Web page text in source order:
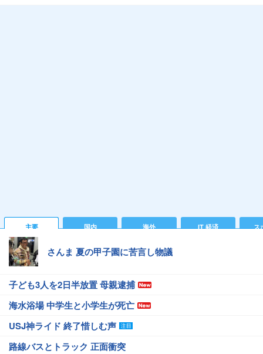
主要 国内 海外 IT 経済 ス
さんま 夏の甲子園に苦言し物議
子ども3人を2日半放置 母親逮捕
海水浴場 中学生と小学生が死亡
USJ神ライド 終了惜しむ声
路線バスとトラック 正面衝突